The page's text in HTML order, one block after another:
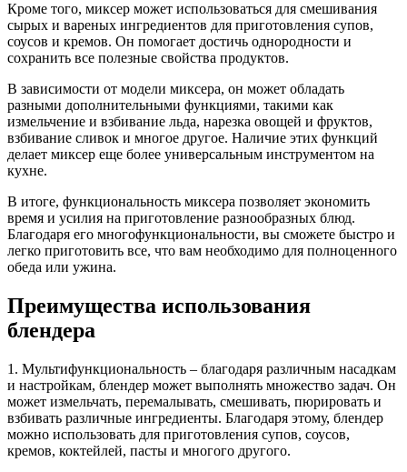
Кроме того, миксер может использоваться для смешивания
сырых и вареных ингредиентов для приготовления супов,
соусов и кремов. Он помогает достичь однородности и
сохранить все полезные свойства продуктов.
В зависимости от модели миксера, он может обладать
разными дополнительными функциями, такими как
измельчение и взбивание льда, нарезка овощей и фруктов,
взбивание сливок и многое другое. Наличие этих функций
делает миксер еще более универсальным инструментом на
кухне.
В итоге, функциональность миксера позволяет экономить
время и усилия на приготовление разнообразных блюд.
Благодаря его многофункциональности, вы сможете быстро и
легко приготовить все, что вам необходимо для полноценного
обеда или ужина.
Преимущества использования
блендера
1. Мультифункциональность – благодаря различным насадкам
и настройкам, блендер может выполнять множество задач. Он
может измельчать, перемалывать, смешивать, пюрировать и
взбивать различные ингредиенты. Благодаря этому, блендер
можно использовать для приготовления супов, соусов,
кремов, коктейлей, пасты и многого другого.